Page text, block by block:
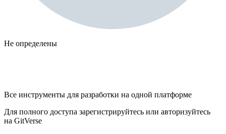
Не определены
Все инструменты для разработки на одной платформе
Для полного доступа зарегистрируйтесь или авторизуйтесь
на GitVerse